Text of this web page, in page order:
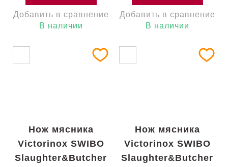
Добавить в сравнение
В наличии
Добавить в сравнение
В наличии
Нож мясника
Victorinox SWIBO
Slaughter&Butcher
Нож мясника
Victorinox SWIBO
Slaughter&Butcher